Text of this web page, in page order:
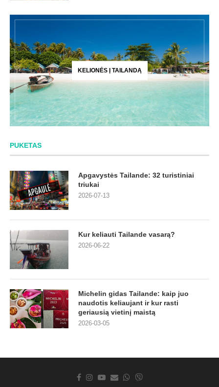
KELIONĖS Į TAILANDĄ
PUKETAS
Apgavystės Tailande: 32 turistiniai
triukai
2026-07-13
Kur keliauti Tailande vasarą?
2026-06-22
Michelin gidas Tailande: kaip juo
naudotis keliaujant ir kur rasti
geriausią vietinį maistą
2026-03-05